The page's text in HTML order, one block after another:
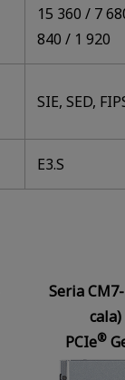
15 360 / 7
840 / 1 920
SIE, SED,
E3.S
Seria
cala)
PCIe®